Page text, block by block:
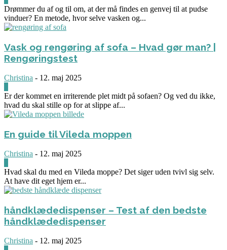
Drømmer du af og til om, at der må findes en genvej til at pudse
vinduer? En metode, hvor selve vasken og...
Vask og rengøring af sofa – Hvad gør man? |
Rengøringstest
Christina - 12. maj 2025
Er der kommet en irriterende plet midt på sofaen? Og ved du ikke,
hvad du skal stille op for at slippe af...
En guide til Vileda moppen
Christina - 12. maj 2025
Hvad skal du med en Vileda moppe? Det siger uden tvivl sig selv.
At have dit eget hjem er...
håndklædedispenser – Test af den bedste
håndklædedispenser
Christina - 12. maj 2025